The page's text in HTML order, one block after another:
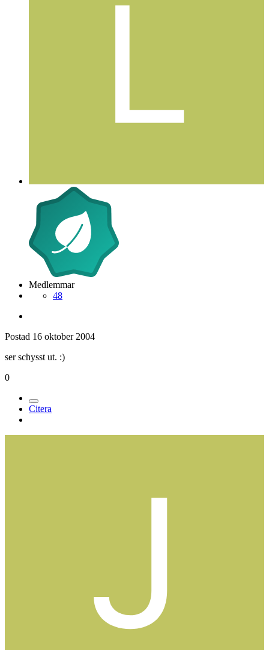
Medlemmar
48
Postad 16 oktober 2004
ser schysst ut. :)
0
Citera